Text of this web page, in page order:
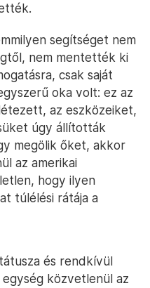
segítséget nem
nem mentették ki
csak saját
oka volt: ez az
az eszközeiket,
úgy állították
megölik őket, akkor
az amerikai
hogy ilyen
túlélési rátája a
és rendkívül
közvetlenül az